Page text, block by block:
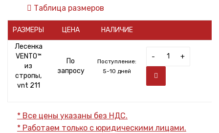
Таблица размеров
РАЗМЕРЫ ЦЕНА
НАЛИЧИЕ
Лесенка
VENTO™
из
стропы,
vnt 211
По
запросу
Поступление:
5-10 дней
- +
* Все цены указаны без НДС.
* Работаем только с юридическими лицами.